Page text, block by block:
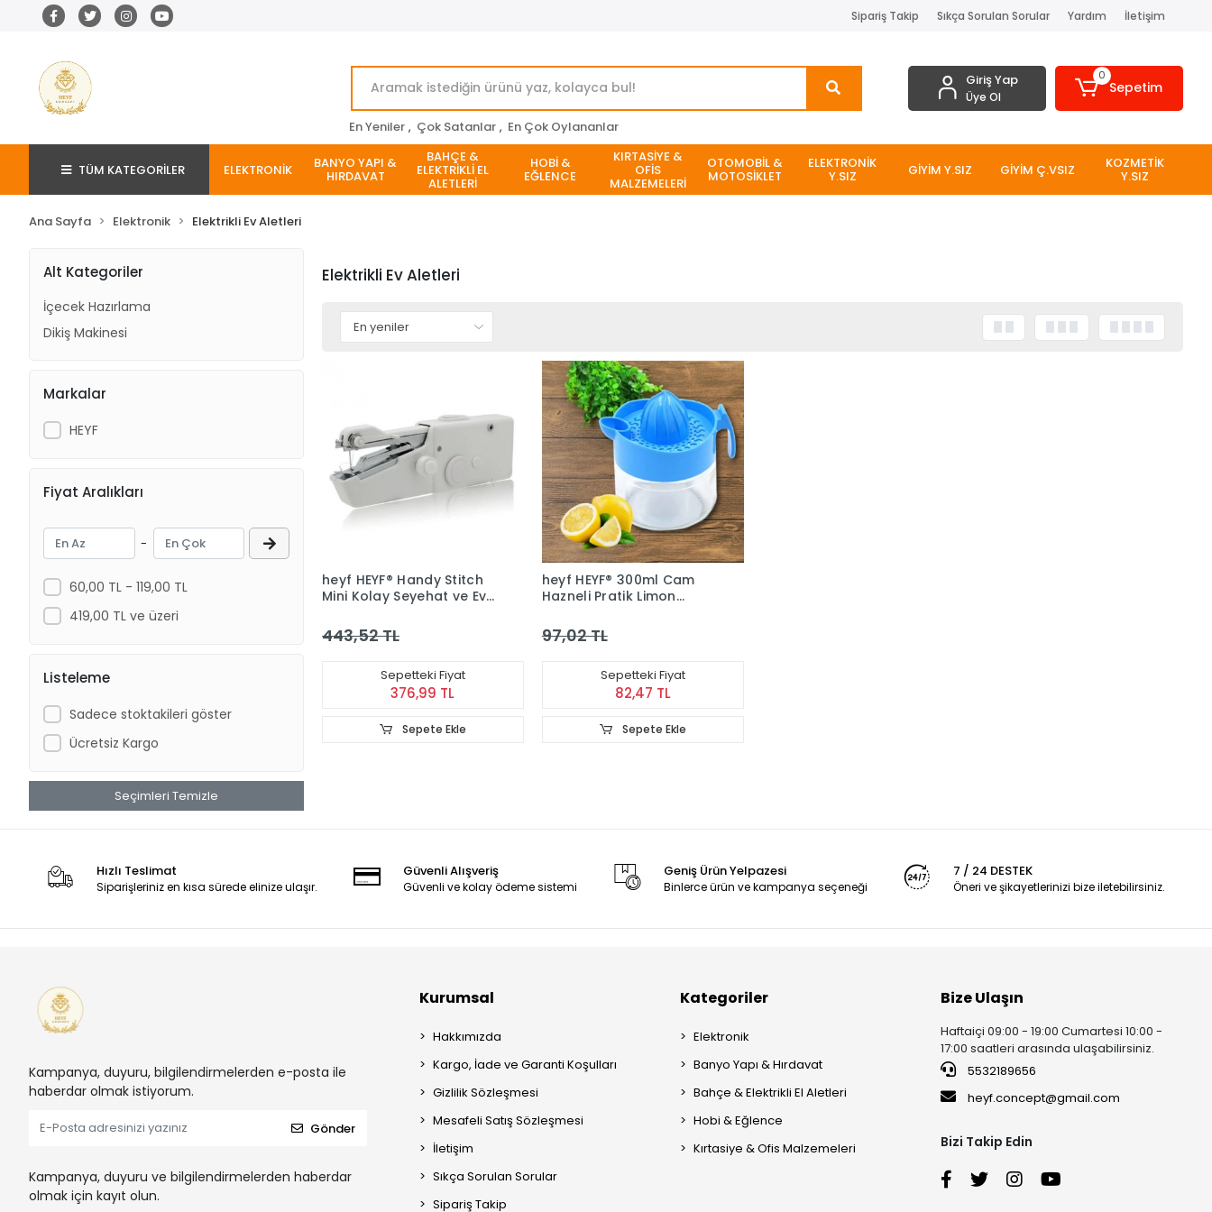
Sipariş Takip Sıkça Sorulan Sorular Yardım İletişim
En Yeniler , Çok Satanlar , En Çok Oylananlar
Giriş Yap
Üye Ol
0
Sepetim
TÜM KATEGORİLER ELEKTRONİK BANYO YAPI &
HIRDAVAT
BAHÇE &
ELEKTRİKLİ EL
ALETLERİ
HOBİ &
EĞLENCE
KIRTASİYE &
OFİS
MALZEMELERİ
OTOMOBİL &
MOTOSİKLET
ELEKTRONİK
Y.SIZ GİYİM Y.SIZ GİYİM Ç.VSIZ KOZMETİK
Y.SIZ
Ana Sayfa Elektronik Elektrikli Ev Aletleri
Alt Kategoriler
İçecek Hazırlama
Dikiş Makinesi
Markalar
HEYF
Fiyat Aralıkları
-
60,00 TL - 119,00 TL
419,00 TL ve üzeri
Listeleme
Sadece stoktakileri göster
Ücretsiz Kargo
Seçimleri Temizle
Elektrikli Ev Aletleri
heyf HEYF® Handy Stitch
Mini Kolay Seyehat ve Ev
443,52 TL
Sepetteki Fiyat
376,99 TL
Sepete Ekle
heyf HEYF® 300ml Cam
Hazneli Pratik Limon
405
97,02 TL
Sepetteki Fiyat
82,47 TL
Sepete Ekle
Hızlı Teslimat
Siparişleriniz en kısa sürede elinize ulaşır.
Güvenli Alışveriş
Güvenli ve kolay ödeme sistemi
Geniş Ürün Yelpazesi
Binlerce ürün ve kampanya seçeneği
7 / 24 DESTEK
Öneri ve şikayetlerinizi bize iletebilirsiniz.
Kampanya, duyuru, bilgilendirmelerden e-posta ile
haberdar olmak istiyorum.
Gönder
Kampanya, duyuru ve bilgilendirmelerden haberdar
olmak için kayıt olun.
Kurumsal
Hakkımızda
Kargo, İade ve Garanti Koşulları
Gizlilik Sözleşmesi
Mesafeli Satış Sözleşmesi
İletişim
Sıkça Sorulan Sorular
Sipariş Takip
Kategoriler
Elektronik
Banyo Yapı & Hırdavat
Bahçe & Elektrikli El Aletleri
Hobi & Eğlence
Kırtasiye & Ofis Malzemeleri
Bize Ulaşın
Haftaiçi 09:00 - 19:00 Cumartesi 10:00 -
17:00 saatleri arasında ulaşabilirsiniz.
5532189656
heyf.concept@gmail.com
Bizi Takip Edin